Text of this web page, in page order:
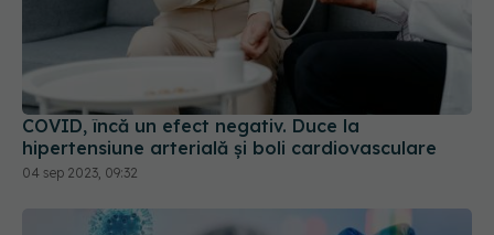
COVID, încă un efect negativ. Duce la
hipertensiune arterială și boli cardiovasculare